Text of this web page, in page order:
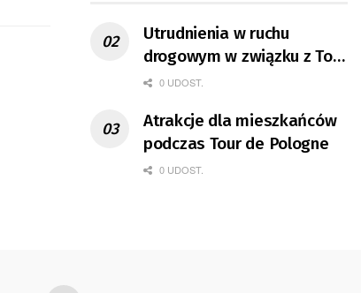
Utrudnienia w ruchu
drogowym w związku z Tour
de Pologne
0 UDOST.
Atrakcje dla mieszkańców
podczas Tour de Pologne
0 UDOST.